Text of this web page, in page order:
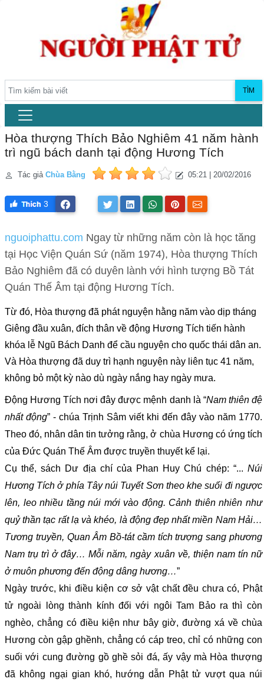
TÌM
Hòa thượng Thích Bảo Nghiêm 41 năm hành
trì ngũ bách danh tại động Hương Tích
Tác giả Chùa Bằng 05:21 | 20/02/2016
3
nguoiphattu.com Ngay từ những năm còn là học tăng
tại Học Viện Quán Sứ (năm 1974), Hòa thượng Thích
Bảo Nghiêm đã có duyên lành với hình tượng Bồ Tát
Quán Thế Âm tại động Hương Tích.
Từ đó, Hòa thượng đã phát nguyện hằng năm vào dịp tháng
Giêng đầu xuân, đích thân về động Hương Tích tiến hành
khóa lễ Ngũ Bách Danh để cầu nguyện cho quốc thái dân an.
Và Hòa thượng đã duy trì hạnh nguyện này liên tục 41 năm,
không bỏ một kỳ nào dù ngày nắng hay ngày mưa.
Động Hương Tích nơi đây được mệnh danh là “Nam thiên đệ
nhất động” - chúa Trịnh Sâm viết khi đến đây vào năm 1770.
Theo đó, nhân dân tin tưởng rằng, ở chùa Hương có ứng tích
của Đức Quán Thế Âm được truyền thuyết kể lại.
Cụ thể, sách Dư địa chí của Phan Huy Chú chép: “... Núi
Hương Tích ở phía Tây núi Tuyết Sơn theo khe suối đi ngược
lên, leo nhiều tầng núi mới vào động. Cảnh thiên nhiên như
quỷ thần tạc rất lạ và khéo, là động đẹp nhất miền Nam Hải…
Tương truyền, Quan Âm Bồ-tát cầm tích trượng sang phương
Nam trụ trì ở đây… Mỗi năm, ngày xuân về, thiện nam tín nữ
ở muôn phương đến động dâng hương…”
Ngày trước, khi điều kiện cơ sở vật chất đều chưa có, Phật
tử ngoài lòng thành kính đối với ngôi Tam Bảo ra thì còn
nghèo, chẳng có điều kiện như bây giờ, đường xá về chùa
Hương còn gập ghềnh, chẳng có cáp treo, chỉ có những con
suối với cung đường gồ ghề sỏi đá, ấy vậy mà Hòa thượng
đã không ngại gian khó, hướng dẫn Phật tử vượt qua núi